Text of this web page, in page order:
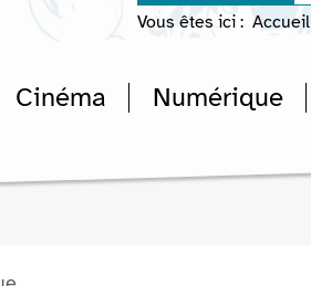
Vous êtes ici : Accueil
Cinéma Numérique